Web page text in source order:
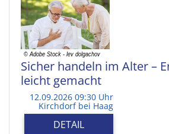
Sicher handeln im Alter –
leicht gemacht
12.09.2026 09:30 Uhr
Kirchdorf bei Haag
DETAIL